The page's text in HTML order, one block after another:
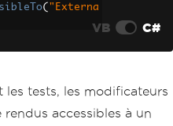
( "Externa
VB C#
tests, les modificateurs
accessibles à un